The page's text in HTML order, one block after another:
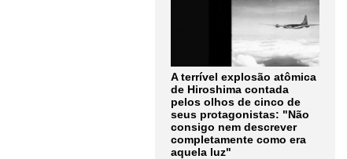
A terrível explosão atômica
de Hiroshima contada
pelos olhos de cinco de
seus protagonistas: "Não
consigo nem descrever
completamente como era
aquela luz"